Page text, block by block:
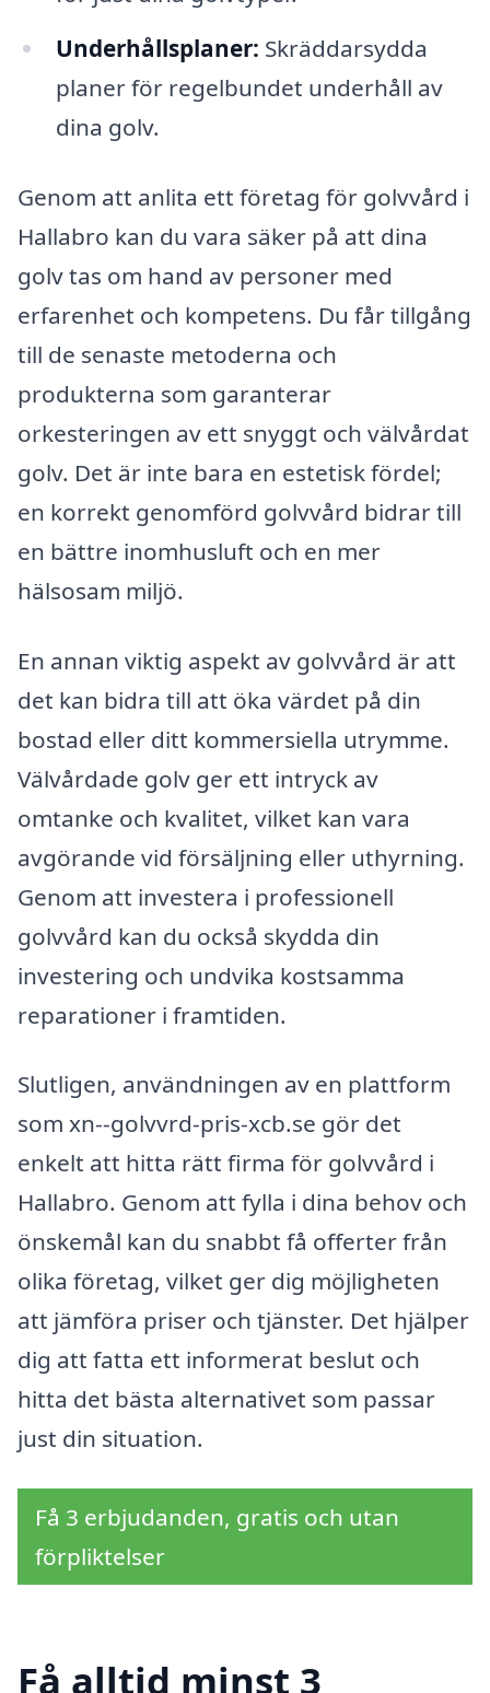
Underhållsplaner: Skräddarsydda
planer för regelbundet underhåll av
dina golv.
Genom att anlita ett företag för golvvård i
Hallabro kan du vara säker på att dina
golv tas om hand av personer med
erfarenhet och kompetens. Du får tillgång
till de senaste metoderna och
produkterna som garanterar
orkesteringen av ett snyggt och välvårdat
golv. Det är inte bara en estetisk fördel;
en korrekt genomförd golvvård bidrar till
en bättre inomhusluft och en mer
hälsosam miljö.
En annan viktig aspekt av golvvård är att
det kan bidra till att öka värdet på din
bostad eller ditt kommersiella utrymme.
Välvårdade golv ger ett intryck av
omtanke och kvalitet, vilket kan vara
avgörande vid försäljning eller uthyrning.
Genom att investera i professionell
golvvård kan du också skydda din
investering och undvika kostsamma
reparationer i framtiden.
Slutligen, användningen av en plattform
som xn--golvvrd-pris-xcb.se gör det
enkelt att hitta rätt firma för golvvård i
Hallabro. Genom att fylla i dina behov och
önskemål kan du snabbt få offerter från
olika företag, vilket ger dig möjligheten
att jämföra priser och tjänster. Det hjälper
dig att fatta ett informerat beslut och
hitta det bästa alternativet som passar
just din situation.
Få 3 erbjudanden, gratis och utan
förpliktelser
Få alltid minst 3